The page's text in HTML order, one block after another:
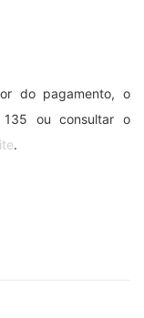
do pagamento, o
ou consultar o
.